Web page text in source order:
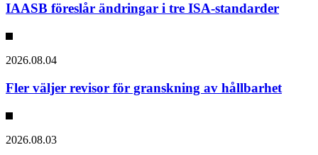
IAASB föreslår ändringar i tre ISA-standarder
2026.08.04
Fler väljer revisor för granskning av hållbarhet
2026.08.03